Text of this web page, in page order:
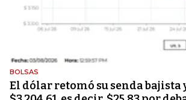
BOLSAS
El dólar retomó su senda bajista